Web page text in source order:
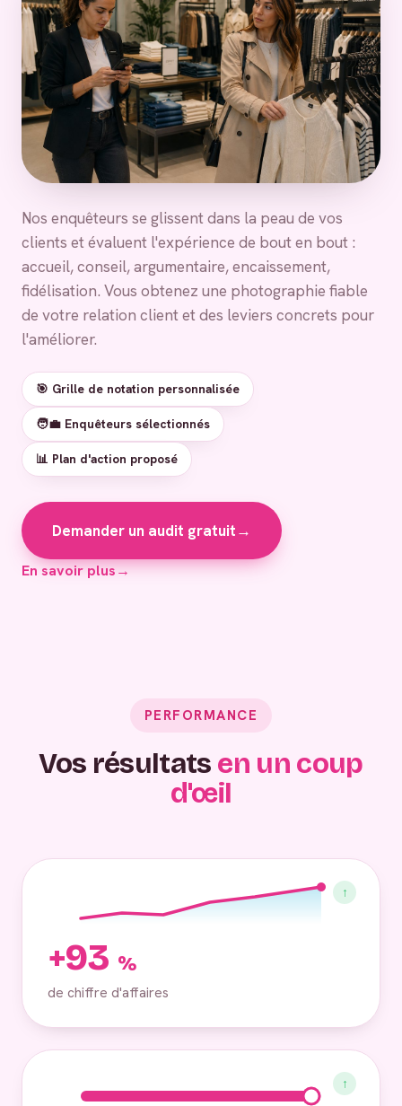
Nos enquêteurs se glissent dans la peau de vos
clients et évaluent l'expérience de bout en bout :
accueil, conseil, argumentaire, encaissement,
fidélisation. Vous obtenez une photographie fiable
de votre relation client et des leviers concrets pour
l'améliorer.
🎯 Grille de notation personnalisée
🧑‍💼 Enquêteurs sélectionnés
📊 Plan d'action proposé
Demander un audit gratuit→
En savoir plus→
PERFORMANCE
Vos résultats en un coup
d'œil
↑
+93 %
de chiffre d'affaires
↑